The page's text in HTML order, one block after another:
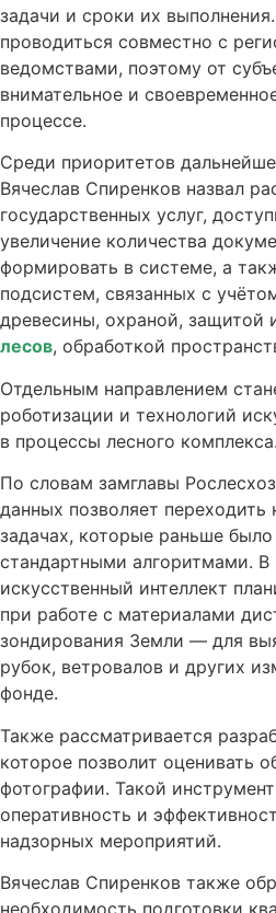
задачи и сроки их
проводиться совместно с
ведомствами, поэтому от
внимательное и
процессе.
Среди приоритетов
Вячеслав Спиренков назвал
государственных услуг,
увеличение количества
формировать в системе, а
подсистем, связанных с
древесины, охраной, защитой
лесов, обработкой
Отдельным направлением
роботизации и технологий
в процессы лесного комплекса.
По словам замглавы
данных позволяет
задачах, которые раньше
стандартными алгоритмами. В
искусственный интеллект
при работе с материалами
зондирования Земли — для
рубок, ветровалов и других
фонде.
Также рассматривается
которое позволит оценивать
фотографии. Такой
оперативность и
надзорных мероприятий.
Вячеслав Спиренков также
необходимость подготовки